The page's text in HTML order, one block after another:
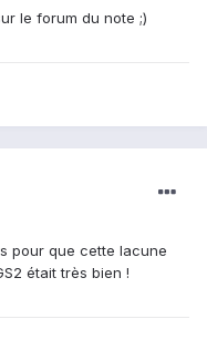
le forum du note ;)
pour que cette lacune
était très bien !